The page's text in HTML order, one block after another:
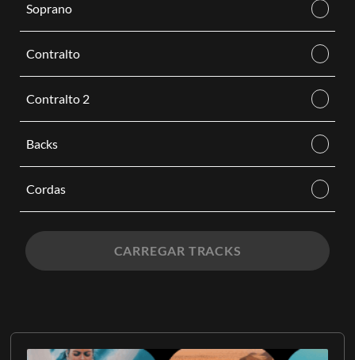
Soprano
Contralto
Contralto 2
Backs
Cordas
CARREGAR TRACKS